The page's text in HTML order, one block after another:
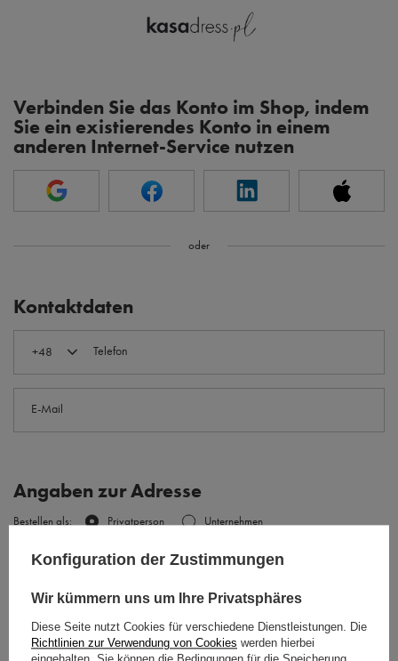
Verbinden Sie das Konto im Shop, indem
Sie ein existierendes Konto in einem
anderen Internet-Service nutzen
oder
Kontaktdaten
+48 Telefon
E-Mail
Angaben zur Adresse
Bestellen als: Privatperson Unternehmen
Land:Polska
Vorname Nachname
Konfiguration der Zustimmungen
Wir kümmern uns um Ihre Privatsphäres
Diese Seite nutzt Cookies für verschiedene Dienstleistungen. Die
Richtlinien zur Verwendung von Cookies werden hierbei